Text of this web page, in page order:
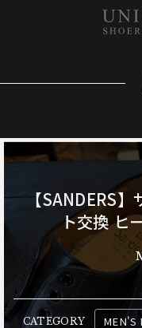
【SANDERS】
ト交換 ヒ
CATEGORY MEN'S